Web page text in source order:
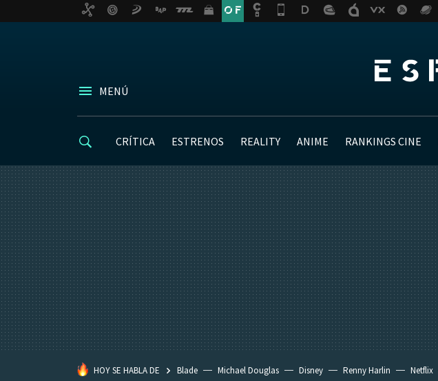
MENÚ
CRÍTICA ESTRENOS REALITY ANIME RANKINGS CINE
HOY SE HABLA DE Blade Michael Douglas Disney Renny Harlin Netflix